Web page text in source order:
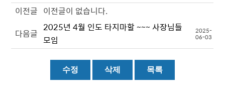
이전글 이전글이 없습니다.
다음글
2025년 4월 인도 타지마할 ~~~ 사장님들
모임
2025-
06-03